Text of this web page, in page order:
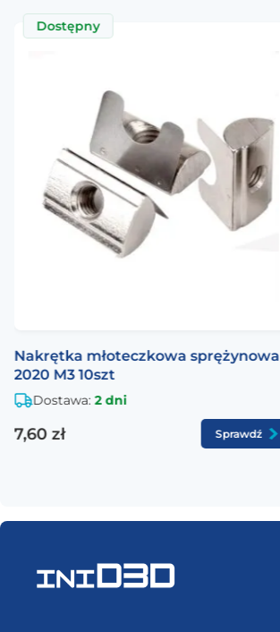
Nakrętka młoteczkowa sprężynowa
2020 M3 10szt
Dostawa:2 dni
7,60 zł Sprawdź
Dostępny